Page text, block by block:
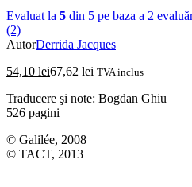
Evaluat la 5 din 5 pe baza a 2
(2)
AutorDerrida Jacques
54,10 lei67,62lei TVA inclus
Traducere şi note: Bogdan Ghiu
526 pagini
© Galilée, 2008
© TACT, 2013